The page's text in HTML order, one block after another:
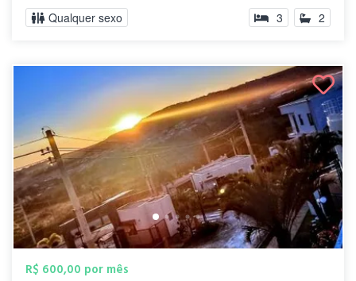
Qualquer sexo 3 2
R$ 600,00 por mês